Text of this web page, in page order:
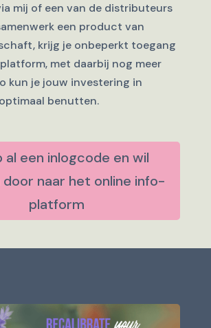
mij of een van de distributeurs
een product van
krijg je onbeperkt toegang
met daarbij nog meer
kun je jouw investering in
benutten.
al een inlogcode en wil
naar het online info-
platform